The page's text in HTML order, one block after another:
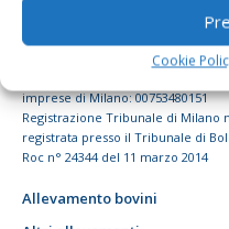
Cookie
© Tecniche Nuove Spa. Tutti i
imprese di Milano: 00753480151
Registrazione Tribunale di Milano
registrata presso il Tribunale di
Roc n° 24344 del 11 marzo 2014
Allevamento bovini